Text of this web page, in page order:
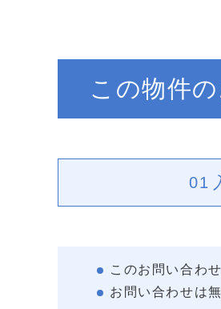
この物件
01
このお問い合わ
お問い合わせは